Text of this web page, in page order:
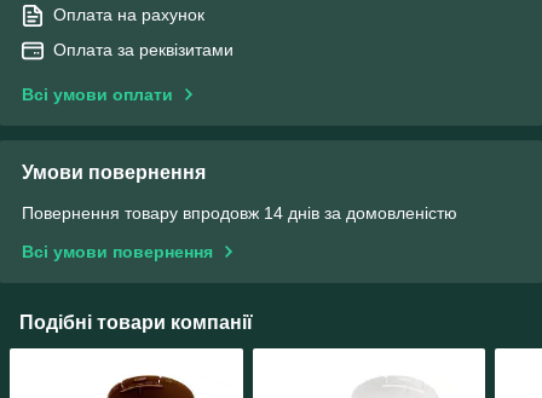
Оплата на рахунок
Оплата за реквізитами
Всі умови оплати
Умови повернення
Повернення товару впродовж 14 днів за домовленістю
Всі умови повернення
Подібні товари компанії